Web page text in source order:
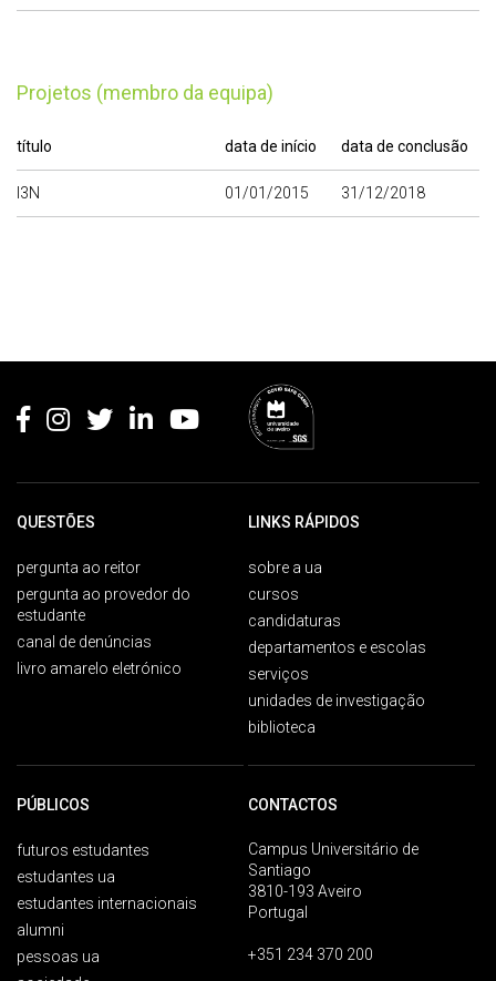
Projetos (membro da equipa)
título data de início data de conclusão
I3N 01/01/2015 31/12/2018
QUESTÕES
pergunta ao reitor
pergunta ao provedor do
estudante
canal de denúncias
livro amarelo eletrónico
LINKS RÁPIDOS
sobre a ua
cursos
candidaturas
departamentos e escolas
serviços
unidades de investigação
biblioteca
PÚBLICOS
futuros estudantes
estudantes ua
estudantes internacionais
alumni
pessoas ua
CONTACTOS
Campus Universitário de
Santiago
3810-193 Aveiro
Portugal
+351 234 370 200